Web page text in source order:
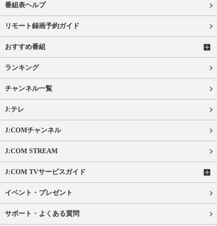
番組表ヘルプ
リモート録画予約ガイド
おすすめ番組
ランキング
チャンネル一覧
J:テレ
J:COMチャンネル
J:COM STREAM
J:COM TVサービスガイド
イベント・プレゼント
サポート・よくある質問